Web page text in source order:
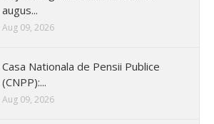
augus...
Aug 09, 2026
Casa Nationala de Pensii Publice
(CNPP):...
Aug 09, 2026